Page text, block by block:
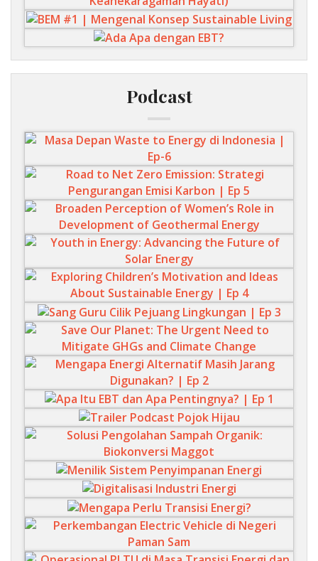
Podcast